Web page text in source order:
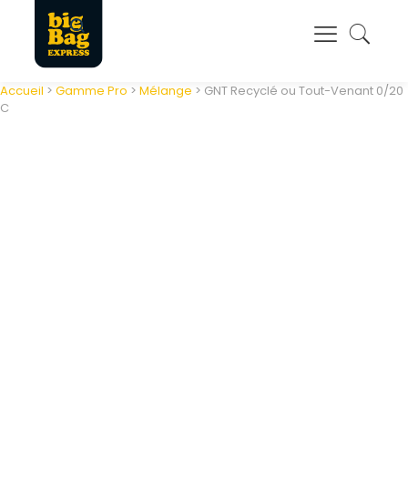
Panneau de gestion des cookies
Accueil > Gamme Pro > Mélange > GNT Recyclé ou Tout-Venant 0/20
C